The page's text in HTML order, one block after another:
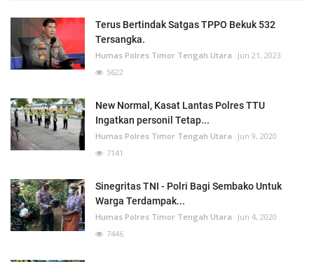
Terus Bertindak Satgas TPPO Bekuk 532
Tersangka.
Humas Polres Timor Tengah Utara
Jun 21, 2023
5622
New Normal, Kasat Lantas Polres TTU
Ingatkan personil Tetap...
Humas Polres Timor Tengah Utara
Jun 9, 2020
7141
Sinegritas TNI - Polri Bagi Sembako Untuk
Warga Terdampak...
Humas Polres Timor Tengah Utara
Jun 4, 2020
7446